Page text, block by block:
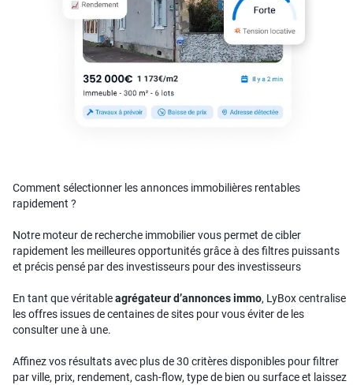
Comment sélectionner les annonces immobilières rentables
rapidement ?
Notre moteur de recherche immobilier vous permet de cibler
rapidement les meilleures opportunités grâce à des filtres puissants
et précis pensé par des investisseurs pour des investisseurs
En tant que véritableagrégateur d’annonces immo, LyBox centralise
les offres issues de centaines de sites pour vous éviter de les
consulter une à une.
Affinez vos résultats avec plus de 30 critères disponibles pour filtrer
par ville, prix, rendement, cash-flow, type de bien ou surface et laissez